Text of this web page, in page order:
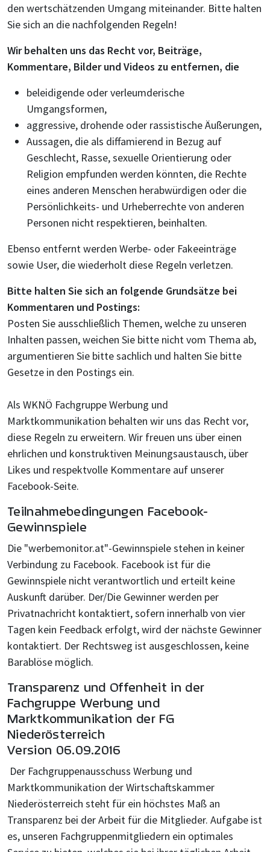
den wertschätzenden Umgang miteinander. Bitte halten
Sie sich an die nachfolgenden Regeln!
Wir behalten uns das Recht vor, Beiträge,
Kommentare, Bilder und Videos zu entfernen, die
beleidigende oder verleumderische
Umgangsformen,
aggressive, drohende oder rassistische Äußerungen,
Aussagen, die als diffamierend in Bezug auf
Geschlecht, Rasse, sexuelle Orientierung oder
Religion empfunden werden könnten, die Rechte
eines anderen Menschen herabwürdigen oder die
Persönlichkeits- und Urheberrechte von anderen
Personen nicht respektieren, beinhalten.
Ebenso entfernt werden Werbe- oder Fakeeinträge
sowie User, die wiederholt diese Regeln verletzen.
Bitte halten Sie sich an folgende Grundsätze bei
Kommentaren und Postings:
Posten Sie ausschließlich Themen, welche zu unseren
Inhalten passen, weichen Sie bitte nicht vom Thema ab,
argumentieren Sie bitte sachlich und halten Sie bitte
Gesetze in den Postings ein.
Als WKNÖ Fachgruppe Werbung und
Marktkommunikation behalten wir uns das Recht vor,
diese Regeln zu erweitern. Wir freuen uns über einen
ehrlichen und konstruktiven Meinungsaustausch, über
Likes und respektvolle Kommentare auf unserer
Facebook-Seite.
Teilnahmebedingungen Facebook-
Gewinnspiele
Die "werbemonitor.at"-Gewinnspiele stehen in keiner
Verbindung zu Facebook. Facebook ist für die
Gewinnspiele nicht verantwortlich und erteilt keine
Auskunft darüber. Der/Die Gewinner werden per
Privatnachricht kontaktiert, sofern innerhalb von vier
Tagen kein Feedback erfolgt, wird der nächste Gewinner
kontaktiert. Der Rechtsweg ist ausgeschlossen, keine
Barablöse möglich.
Transparenz und Offenheit in der
Fachgruppe Werbung und
Marktkommunikation der FG
Niederösterreich
Version 06.09.2016
Der Fachgruppenausschuss Werbung und
Marktkommunikation der Wirtschaftskammer
Niederösterreich steht für ein höchstes Maß an
Transparenz bei der Arbeit für die Mitglieder. Aufgabe ist
es, unseren Fachgruppenmitgliedern ein optimales